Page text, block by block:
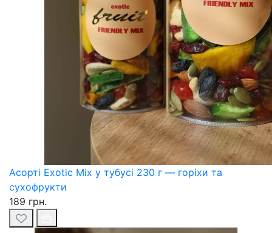
Асорті Exotic Mix у тубусі 230 г — горіхи та
сухофрукти
189 грн.